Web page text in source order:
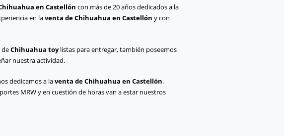
en Castellón con más de 20 años dedicados a la
en laventa de Chihuahua en Castellón y con
deChihuahua toylistas para entregar, también poseemos
nuestra actividad.
dedicamos a laventa de Chihuahua en Castellón.
MRW y en cuestión de horas van a estar nuestros